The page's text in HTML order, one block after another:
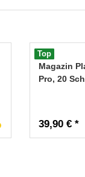
Top
Magazin
Pro, 20
39,90 € *